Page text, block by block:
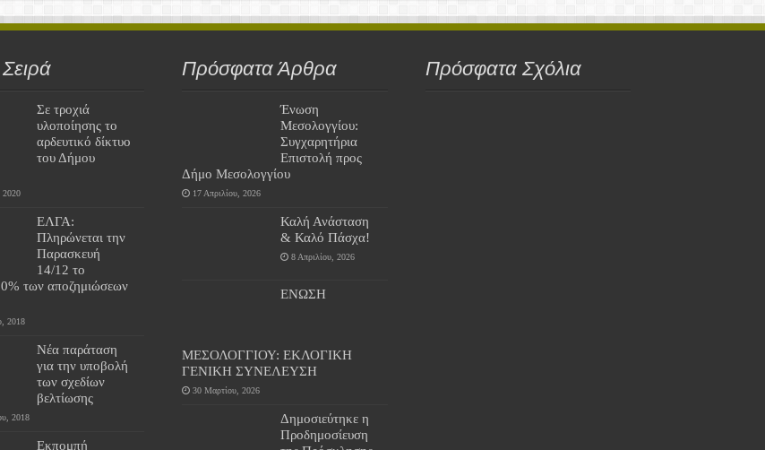
Σε τροχιά
υλοποίησης το
αρδευτικό δίκτυο
του Δήμου
2020
ΕΛΓΑ:
Πληρώνεται την
Παρασκευή
14/12 το
των αποζημιώσεων
2018
Νέα παράταση
για την υποβολή
των σχεδίων
βελτίωσης
2018
Εκπομπή
Πρόσφατα Άρθρα
Ένωση
Μεσολογγίου:
Συγχαρητήρια
Επιστολή προς
Δήμο Μεσολογγίου
17 Απριλίου, 2026
Καλή Ανάσταση
& Καλό Πάσχα!
8 Απριλίου, 2026
ΕΝΩΣΗ
ΜΕΣΟΛΟΓΓΙΟΥ: ΕΚΛΟΓΙΚΗ
ΓΕΝΙΚΗ ΣΥΝΕΛΕΥΣΗ
30 Μαρτίου, 2026
Δημοσιεύτηκε η
Προδημοσίευση
Πρόσφατα Σχόλια